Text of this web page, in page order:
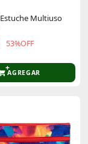
Estuche Multiuso
53%OFF
AGREGAR